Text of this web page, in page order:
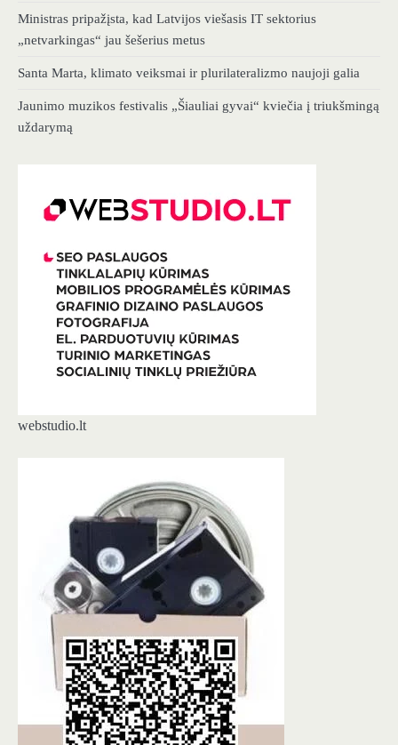
Ministras pripažįsta, kad Latvijos viešasis IT sektorius
„netvarkingas“ jau šešerius metus
Santa Marta, klimato veiksmai ir plurilateralizmo naujoji galia
Jaunimo muzikos festivalis „Šiauliai gyvai“ kviečia į triukšmingą
uždarymą
webstudio.lt